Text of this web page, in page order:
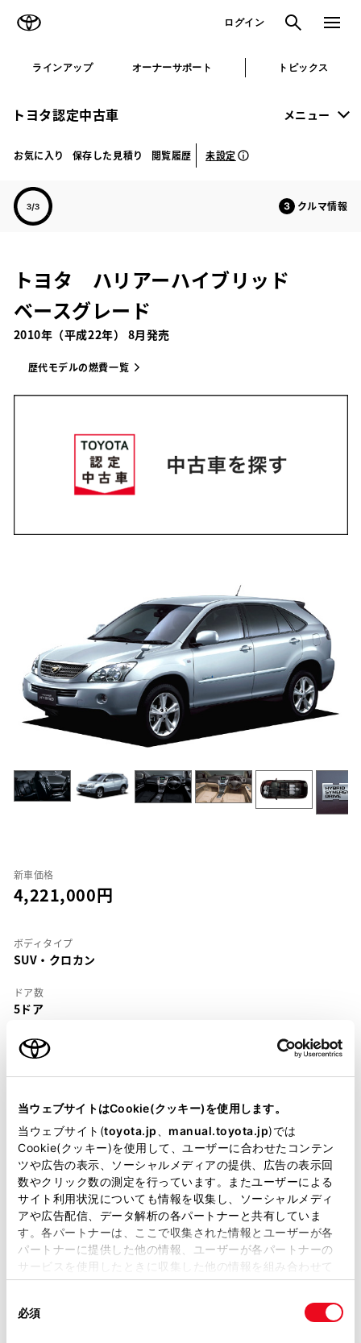
当ウェブサイトはCookie(クッキー)を使用します。
当ウェブサイト(toyota.jp manual.toyota.jp)では
Cookie(クッキー)を使用して、ユーザーに合わせたコンテン
ツや広告の表示、ソーシャルメディアの提供、広告の表示回
数やクリック数の測定を行っています。またユーザーによる
サイト利用状況についても情報を収集し、ソーシャルメディ
アや広告配信、データ解析の各パートナーと共有していま
す。各パートナーは、ここで収集された情報とユーザーが各
パートナーに提供した他の情報、ユーザーが各パートナーの
サービスを使用したときに収集した他の情報を組み合わせて
使用することがあります。当ウェブサイトの使用を続行する
必須
ログイン 検索 メニュ
ラインアップ オーナーサポート トピックス
トヨタ認定中古車 メニュー
お気に入り 保存した見積り 閲覧履歴 未設定
クルマ情報
トヨタ ハリアーハイブリッド
ベースグレード
2010年（平成22年） 8月発売
歴代モデルの燃費一覧
新車価格
4,221,000
ボディタイプ
SUV・クロカン
ドア数
5ドア
乗車定員
5名
DAA-MHU38W
全長 ×全幅 × 全高
4755×1845× 1690mm
ホイールベース ※1
2715mm
トレッド前／後
1575/1550mm
1990